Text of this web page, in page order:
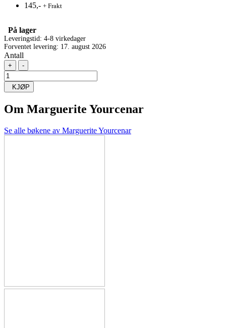
145,- + Frakt
På lager
Leveringstid: 4-8 virkedager
Forventet levering: 17. august 2026
Antall
+ -
KJØP
Om Marguerite Yourcenar
Se alle bøkene av Marguerite Yourcenar